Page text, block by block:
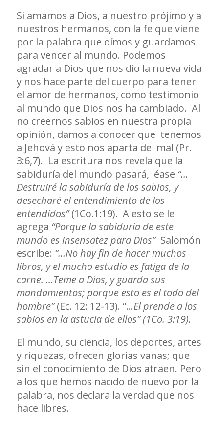
Si amamos a Dios, a nuestro prójimo y a
nuestros hermanos, con la fe que viene
por la palabra que oímos y guardamos
para vencer al mundo. Podemos
agradar a Dios que nos dio la nueva vida
y nos hace parte del cuerpo para tener
el amor de hermanos, como testimonio
al mundo que Dios nos ha cambiado. Al
no creernos sabios en nuestra propia
opinión, damos a conocer que tenemos
a Jehová y esto nos aparta del mal (Pr.
3:6,7). La escritura nos revela que la
sabiduría del mundo pasará, léase “…
Destruiré la sabiduría de los sabios, y
desecharé el entendimiento de los
entendidos”(1Co.1:19). A esto se le
agrega “Porque la sabiduría de este
mundo es insensatez para Dios” Salomón
escribe: “…No hay fin de hacer muchos
libros, y el mucho estudio es fatiga de la
carne. …Teme a Dios, y guarda sus
mandamientos; porque esto es el todo del
hombre”(Ec. 12: 12-13). “…El prende a los
sabios en la astucia de ellos” (1Co. 3:19).
El mundo, su ciencia, los deportes, artes
y riquezas, ofrecen glorias vanas; que
sin el conocimiento de Dios atraen. Pero
a los que hemos nacido de nuevo por la
palabra, nos declara la verdad que nos
hace libres.